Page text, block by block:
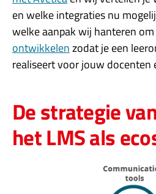
en welke integraties nu
welke aanpak wij hanteren om
ontwikkelenzodat je een
realiseert voor jouw docenten
De strategie
het LMS als